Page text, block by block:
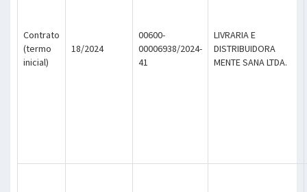
Contrato
(termo
inicial)
18/2024
00600-
00006938/2024-
41
LIVRARIA E
DISTRIBUIDORA
MENTE SANA LTDA.